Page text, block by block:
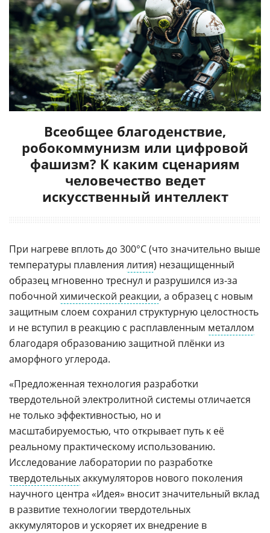
Всеобщее благоденствие,
робокоммунизм или цифровой
фашизм? К каким сценариям
человечество ведет
искусственный интеллект
При нагреве вплоть до 300°C (что значительно выше
температуры плавления лития) незащищенный
образец мгновенно треснул и разрушился из-за
побочной химической реакции, а образец с новым
защитным слоем сохранил структурную целостность
и не вступил в реакцию с расплавленным металлом
благодаря образованию защитной плёнки из
аморфного углерода.
«Предложенная технология разработки
твердотельной электролитной системы отличается
не только эффективностью, но и
масштабируемостью, что открывает путь к её
реальному практическому использованию.
Исследование лаборатории по разработке
твердотельныхаккумуляторов нового поколения
научного центра «Идея» вносит значительный вклад
в развитие технологии твердотельных
аккумуляторов и ускоряет их внедрение в